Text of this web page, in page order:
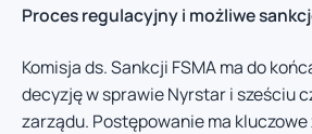
Proces regulacyjny i możliwe
Komisja ds. Sankcji FSMA ma do
decyzję w sprawie Nyrstar i sześciu
zarządu. Postępowanie ma